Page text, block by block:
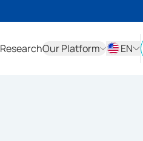
ResearchOur Platform
EN